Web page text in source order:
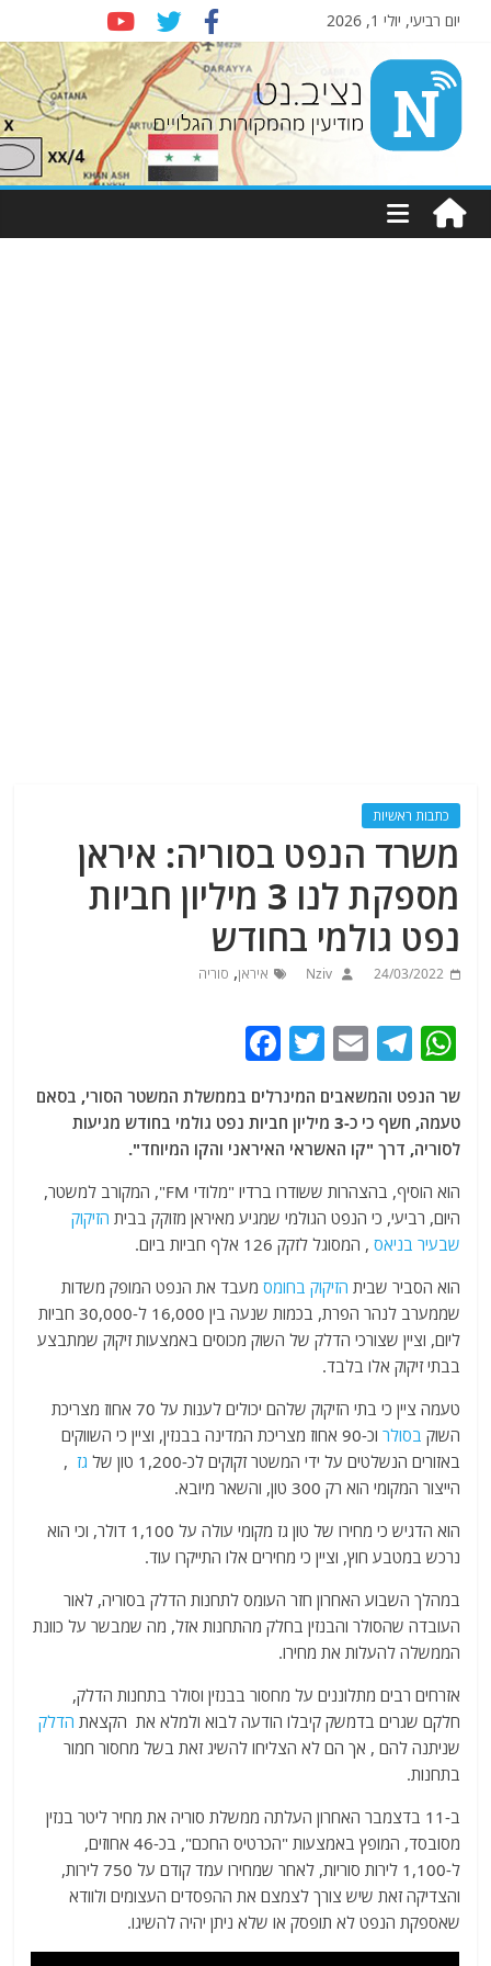
יום רביעי, יולי 1, 2026
Nziv.net
מודיעין
מהמקורות
כתבות ראשיות
משרד הנפט בסוריה: איראן
מספקת לנו 3 מיליון חביות
נפט גולמי בחודש
24/03/2022
Nziv איראן, סוריה
W
at
s
A
p
p
T
e
g
ra
m
E
ai
l
T
w
itt
er
c
e
b
o
o
k
שר הנפט והמשאבים המינרלים בממשלת המשטר הסורי, בסאם
טעמה, חשף כי כ-3 מיליון חביות נפט גולמי בחודש מגיעות
לסוריה, דרך "קו האשראי האיראני והקו המיוחד".
הוא הוסיף, בהצהרות ששודרו ברדיו "מלודי FM", המקורב למשטר,
היום, רביעי, כי הנפט הגולמי שמגיע מאיראן מזוקק בבית הזיקוק
שבעיר בניאס , המסוגל לזקק 126 אלף חביות ביום.
הוא הסביר שבית הזיקוק בחומס מעבד את הנפט המופק משדות
שממערב לנהר הפרת, בכמות שנעה בין 16,000 ל-30,000 חביות
ליום, וציין שצורכי הדלק של השוק מכוסים באמצעות זיקוק שמתבצע
בבתי זיקוק אלו בלבד.
טעמה ציין כי בתי הזיקוק שלהם יכולים לענות על 70 אחוז מצריכת
השוק בסולר
וכ-90 אחוז מצריכת המדינה בבנזין, וציין כי השווקים
באזורים הנשלטים על ידי המשטר זקוקים לכ-1,200 טון של
גז ,
הייצור המקומי הוא רק 300 טון, והשאר מיובא.
הוא הדגיש כי מחירו של טון גז מקומי עולה על 1,100 דולר, וכי הוא
נרכש במטבע חוץ, וציין כי מחירים אלו התייקרו עוד.
במהלך השבוע האחרון חזר העומס לתחנות הדלק בסוריה, לאור
העובדה שהסולר והבנזין בחלק מהתחנות אזל, מה שמבשר על כוונת
הממשלה להעלות את מחירו.
אזרחים רבים מתלוננים על מחסור בבנזין וסולר בתחנות הדלק,
חלקם שגרים בדמשק קיבלו הודעה לבוא ולמלא את הקצאת הדלק
שניתנה להם , אך הם לא הצליחו להשיג זאת בשל מחסור חמור
בתחנות.
ב-11 בדצמבר האחרון העלתה ממשלת סוריה את מחיר ליטר בנזין
מסובסד, המופץ באמצעות "הכרטיס החכם", בכ-46 אחוזים,
ל-1,100 לירות סוריות, לאחר שמחירו עמד קודם על 750 לירות,
והצדיקה זאת שיש צורך לצמצם את ההפסדים העצומים ולוודא
שאספקת הנפט לא תופסק או שלא ניתן יהיה להשיגו.